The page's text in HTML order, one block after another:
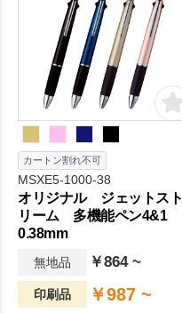
カートン割れ不可
MSXE5-1000-38
オリジナル ジェットスト
リーム 多機能ペン4&1
0.38mm
無地品 ￥864 ~
印刷品 ￥987 ~